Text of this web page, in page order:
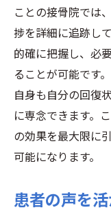
ことの接骨院では
捗を詳細に追跡し
的確に把握し、必
ることが可能です
自身も自分の回復
に専念できます。
の効果を最大限に
可能になります。
患者の声を